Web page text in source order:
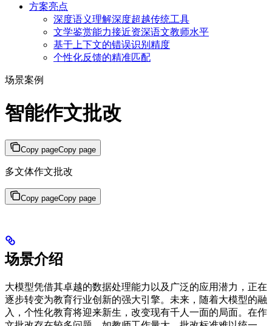
方案亮点
深度语义理解深度超越传统工具
文学鉴赏能力接近资深语文教师水平
基于上下文的错误识别精度
个性化反馈的精准匹配
场景案例
智能作文批改
Copy pageCopy page
多文体作文批改
Copy pageCopy page
场景介绍
大模型凭借其卓越的数据处理能力以及广泛的应用潜力，正在
逐步转变为教育行业创新的强大引擎。未来，随着大模型的融
入，个性化教育将迎来新生，改变现有千人一面的局面。在作